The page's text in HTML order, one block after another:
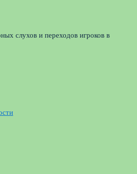
слухов и переходов игроков в